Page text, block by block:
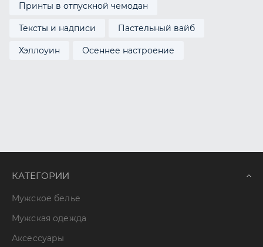
Принты в отпускной чемодан
Тексты и надписи Пастельный вайб
Хэллоуин Осеннее настроение
КАТЕГОРИИ
Мужское белье
Мужская одежда
Аксессуары